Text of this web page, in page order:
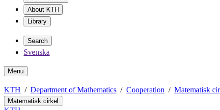
About KTH
Library
Search
Svenska
Menu
KTH Department of Mathematics Cooperation Matematisk
Matematisk cirkel